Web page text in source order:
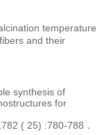
temperature
and their
synthesis of
for
( 25) :780-788．